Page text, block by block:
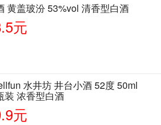
黄盖玻汾 53%vol 清香型白酒
元
水井坊 井台小酒 52度 50ml
装 浓香型白酒
元